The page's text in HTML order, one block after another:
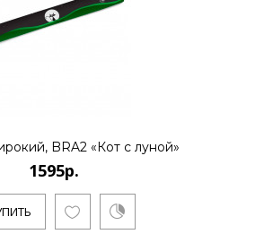
BRA2 «Кот с луной»
1595р.